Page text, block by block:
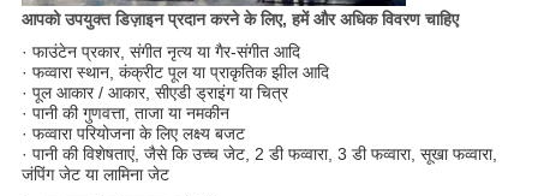
आपको उपयुक्त डिज़ाइन प्रदान करने के लिए, हमें और अधिक विवरण चाहिए
· फाउंटेन प्रकार, संगीत नृत्य या गैर-संगीत आदि
· फव्वारा स्थान, कंक्रीट पूल या प्राकृतिक झील आदि
· पूल आकार / आकार, सीएडी ड्राइंग या चित्र
· पानी की गुणवत्ता, ताजा या नमकीन
· फव्वारा परियोजना के लिए लक्ष्य बजट
· पानी की विशेषताएं, जैसे कि उच्च जेट, 2 डी फव्वारा, 3 डी फव्वारा, सूखा फव्वारा,
जंपिंग जेट या लामिना जेट